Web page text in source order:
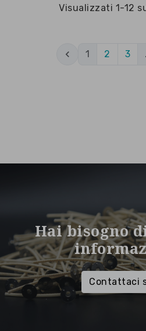
Visualizzati 1-12
 1 2 3
Hai bisogno
Contattaci